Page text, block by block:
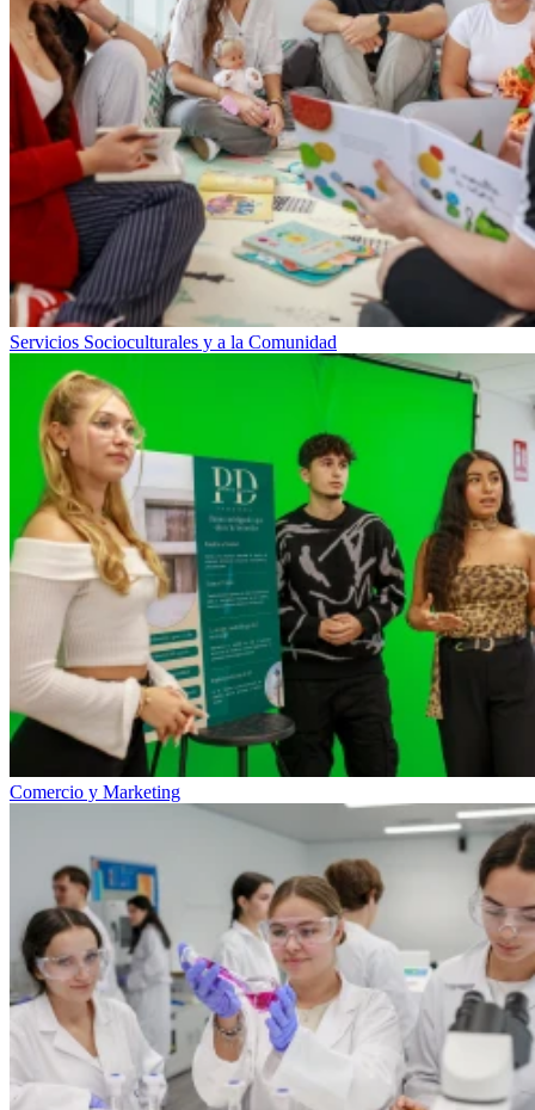
Servicios Socioculturales y a la Comunidad
Comercio y Marketing